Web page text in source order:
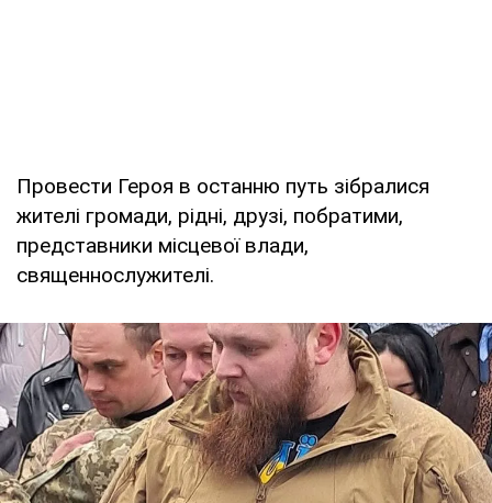
Провести Героя в останню путь зібралися
жителі громади, рідні, друзі, побратими,
представники місцевої влади,
священнослужителі.